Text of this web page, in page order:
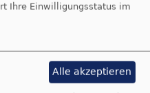
lebet im Osten
sich mit seinem
Ihre Einwilligungsstatus im
Alle akzeptieren